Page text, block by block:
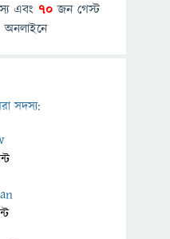
এবং 70জন গেস্ট
অনলাইনে
সদস্য: